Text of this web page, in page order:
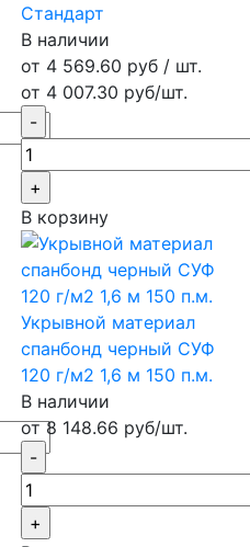
Стандарт
В наличии
от 4 569.60 руб / шт.
от 4 007.30 руб/шт.
В корзину
Укрывной материал
спанбонд черный СУФ
120 г/м2 1,6 м 150 п.м.
В наличии
от 8 148.66 руб/шт.